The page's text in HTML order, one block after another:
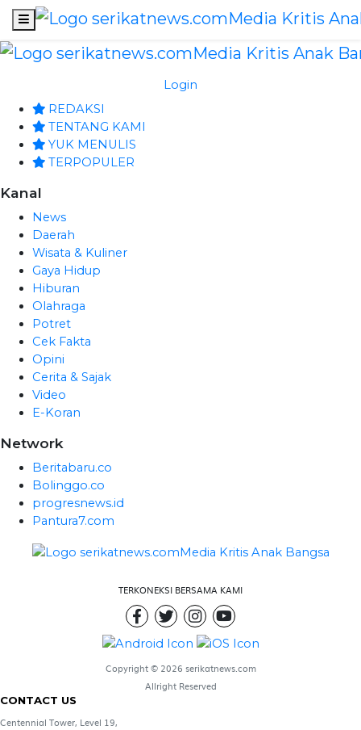
Login
REDAKSI
TENTANG KAMI
YUK MENULIS
TERPOPULER
Kanal
News
Daerah
Wisata & Kuliner
Gaya Hidup
Hiburan
Olahraga
Potret
Cek Fakta
Opini
Cerita & Sajak
Video
E-Koran
Network
Beritabaru.co
Bolinggo.co
progresnews.id
Pantura7.com
TERKONEKSI BERSAMA KAMI
Copyright © 2026 serikatnews.com
Allright Reserved
CONTACT US
Centennial Tower, Level 19,